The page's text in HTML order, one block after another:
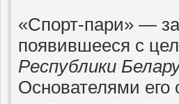
«Спорт-пари» —
появившееся с
Республики
Основателями его